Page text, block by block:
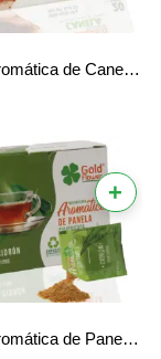
Increíble Aromática de Canela Gold Flower – El Mejor Sabor Tradicional y Único
+
Increíble Aromática de Panela Cidrón Gold Flower – El Mejor Sabor Relax de la Naturaleza